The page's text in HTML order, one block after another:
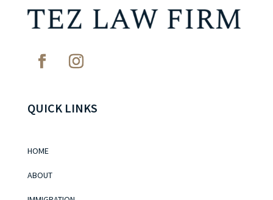
QUICK LINKS
HOME
ABOUT